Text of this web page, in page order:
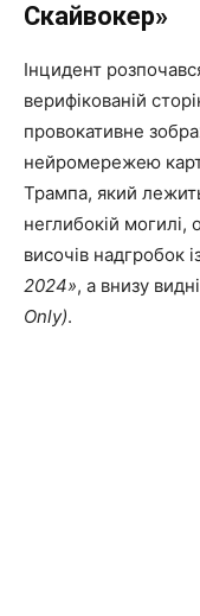
Скайвокер»
Інцидент
верифікованій
провокативне
нейромережею
Трампа, який
неглибокій
височів надгробок
2024», а внизу
Only).